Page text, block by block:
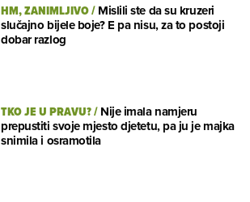
HM, ZANIMLJIVO/Mislili ste da su kruzeri
slučajno bijele boje? E pa nisu, za to postoji
dobar razlog
TKO JE U PRAVU?/Nije imala namjeru
prepustiti svoje mjesto djetetu, pa ju je majka
snimila i osramotila